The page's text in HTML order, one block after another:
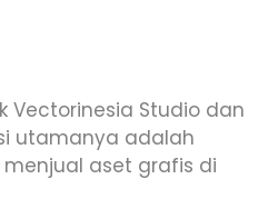
Vectorinesia Studio dan
utamanya adalah
aset grafis di